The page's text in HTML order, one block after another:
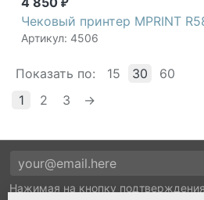
₽
Чековый принтер MPRINT
Артикул: 4506
Показать по: 15 30
60
1
2 3 →
Нажимая на кнопку